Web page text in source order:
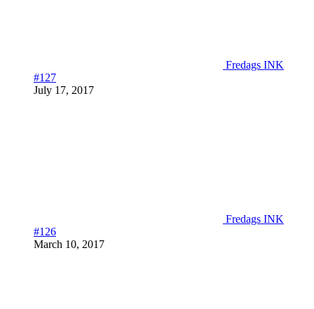
Fredags INK
#127
July 17, 2017
Fredags INK
#126
March 10, 2017